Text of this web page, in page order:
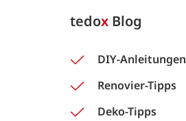
tedox Blog
DIY-Anleitungen
Renovier-Tipps
Deko-Tipps